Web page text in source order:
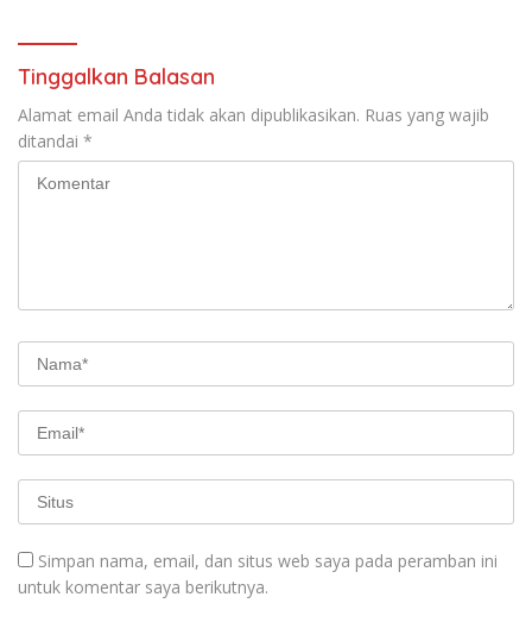
Tinggalkan Balasan
Alamat email Anda tidak akan dipublikasikan. Ruas yang wajib
ditandai *
Simpan nama, email, dan situs web saya pada peramban ini
untuk komentar saya berikutnya.